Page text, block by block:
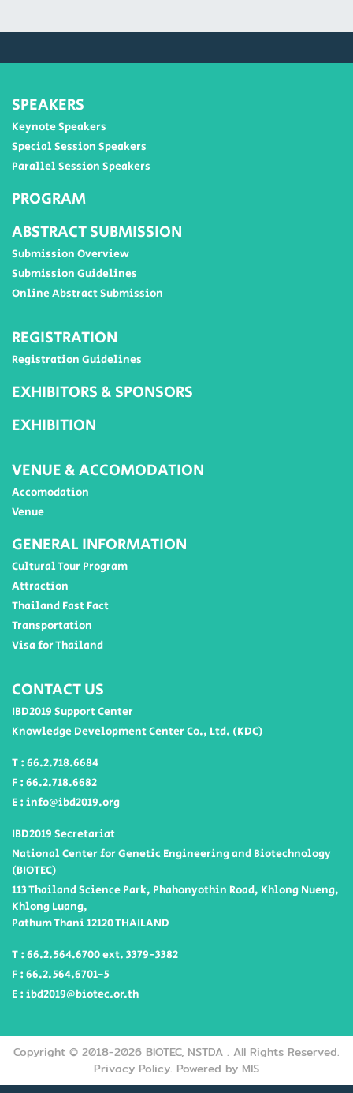
SPEAKERS
Keynote Speakers
Special Session Speakers
Parallel Session Speakers
PROGRAM
ABSTRACT SUBMISSION
Submission Overview
Submission Guidelines
Online Abstract Submission
REGISTRATION
Registration Guidelines
EXHIBITORS & SPONSORS
EXHIBITION
VENUE & ACCOMODATION
Accomodation
Venue
GENERAL INFORMATION
Cultural Tour Program
Attraction
Thailand Fast Fact
Transportation
Visa for Thailand
CONTACT US
IBD2019 Support Center
Knowledge Development Center Co., Ltd. (KDC)
T : 66.2.718.6684
F : 66.2.718.6682
E : info@ibd2019.org
IBD2019 Secretariat
National Center for Genetic Engineering and Biotechnology
(BIOTEC)
113 Thailand Science Park, Phahonyothin Road, Khlong Nueng,
Khlong Luang,
Pathum Thani 12120 THAILAND
T : 66.2.564.6700 ext. 3379-3382
F : 66.2.564.6701-5
E : ibd2019@biotec.or.th
Copyright © 2018-2026 BIOTEC, NSTDA . All Rights Reserved.
Privacy Policy. Powered by MIS